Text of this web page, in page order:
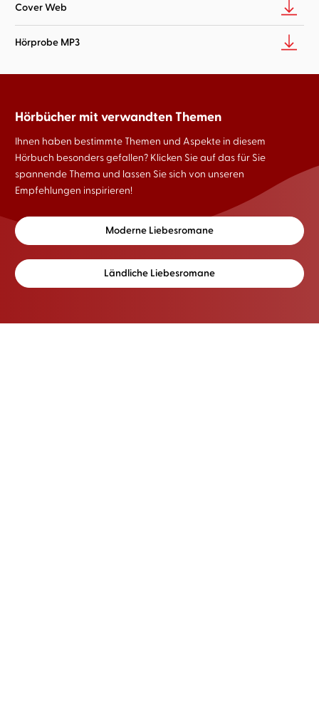
Cover Web
Hörprobe MP3
Hörbücher mit verwandten Themen
Ihnen haben bestimmte Themen und Aspekte in diesem
Hörbuch besonders gefallen? Klicken Sie auf das für Sie
spannende Thema und lassen Sie sich von unseren
Empfehlungen inspirieren!
Moderne Liebesromane
Ländliche Liebesromane